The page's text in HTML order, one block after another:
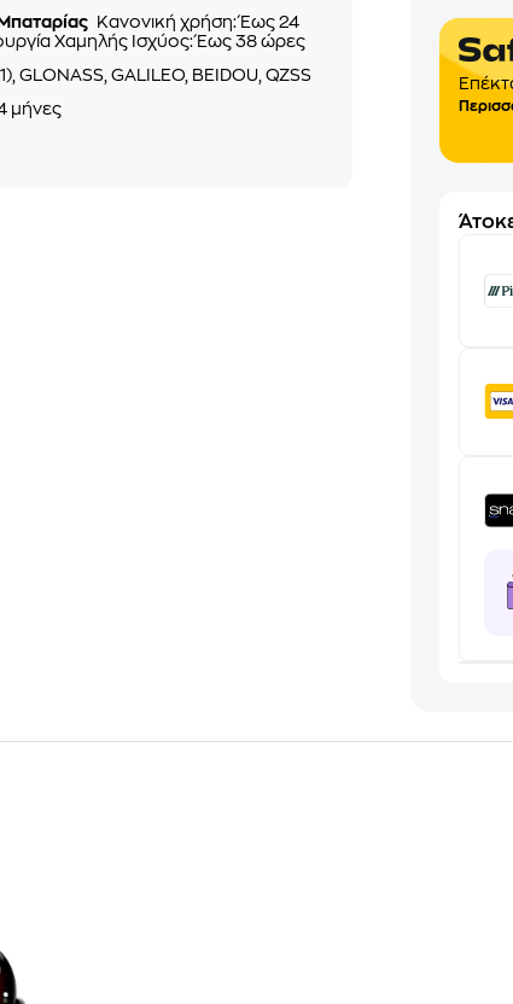
Κανονική χρήση: Έως 24
Χαμηλής Ισχύος: Έως 38 ώρες
GLONASS, GALILEO, BEIDOU, QZSS
μήνες